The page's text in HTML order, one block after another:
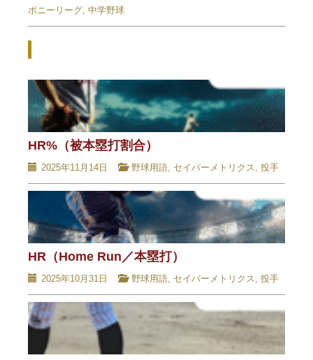
ポニーリーグ, 中学野球
HR%（被本塁打割合）
2025年11月14日 野球用語, セイバーメトリクス, 投手
HR（Home Run／本塁打）
2025年10月31日 野球用語, セイバーメトリクス, 投手